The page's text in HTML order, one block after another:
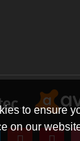
to ensure
on our